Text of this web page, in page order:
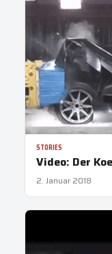
STORIES
Video: Der
2. Januar 2018